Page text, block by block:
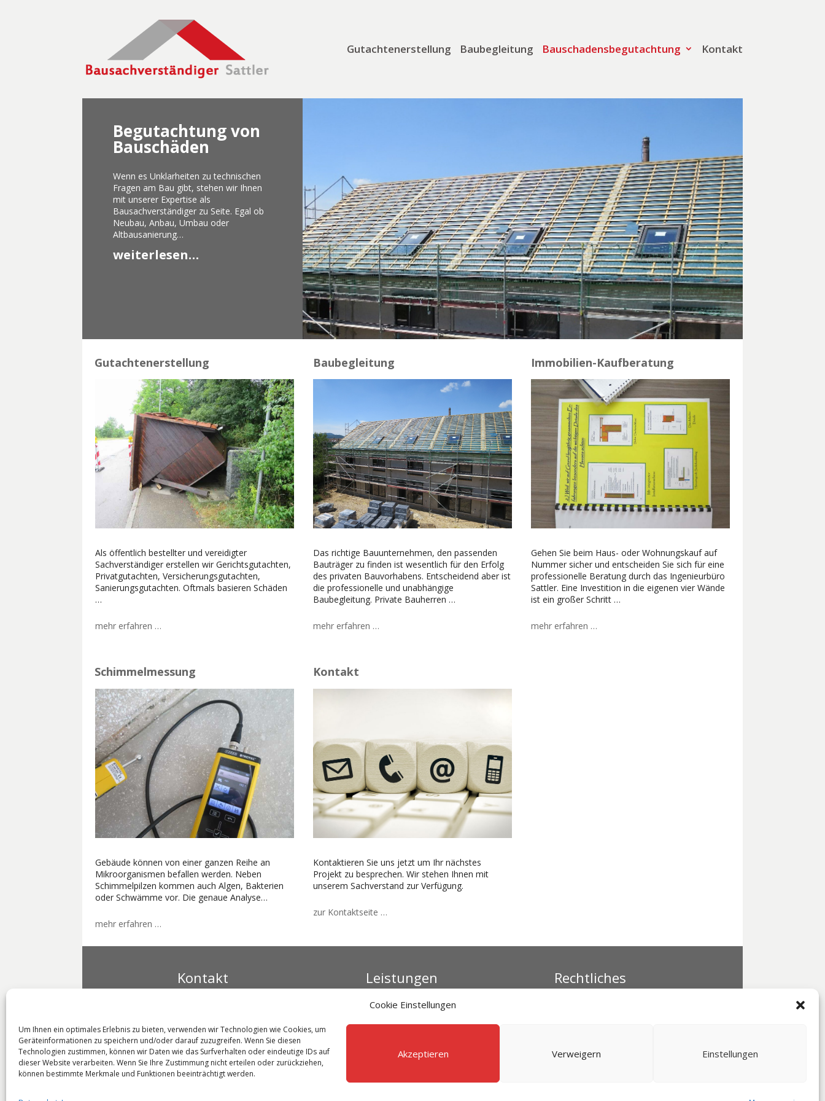
Cookie Einstellungen
Um Ihnen ein optimales Erlebnis zu bieten, verwenden wir Technologien wie Cookies, um
Geräteinformationen zu speichern und/oder darauf zuzugreifen. Wenn Sie diesen
Technologien zustimmen, können wir Daten wie das Surfverhalten oder eindeutige IDs auf
dieser Website verarbeiten. Wenn Sie Ihre Zustimmung nicht erteilen oder zurückziehen,
können bestimmte Merkmale und Funktionen beeinträchtigt werden.
Akzeptieren Verweigern Einstellungen
Gutachtenerstellung Baubegleitung Bauschadensbegutachtung Kontakt
Begutachtung von
Bauschäden
Wenn es Unklarheiten zu technischen
Fragen am Bau gibt, stehen wir Ihnen
mit unserer Expertise als
Bausachverständiger zu Seite. Egal ob
Neubau, Anbau, Umbau oder
Altbausanierung…
weiterlesen…
Gutachtenerstellung
Als öffentlich bestellter und vereidigter
Sachverständiger erstellen wir Gerichtsgutachten,
Privatgutachten, Versicherungsgutachten,
Sanierungsgutachten. Oftmals basieren Schäden
…
mehr erfahren …
Baubegleitung
Das richtige Bauunternehmen, den passenden
Bauträger zu finden ist wesentlich für den Erfolg
des privaten Bauvorhabens. Entscheidend aber ist
die professionelle und unabhängige
Baubegleitung. Private Bauherren …
mehr erfahren …
Immobilien-Kaufberatung
Gehen Sie beim Haus- oder Wohnungskauf auf
Nummer sicher und entscheiden Sie sich für eine
professionelle Beratung durch das Ingenieurbüro
Sattler. Eine Investition in die eigenen vier Wände
ist ein großer Schritt …
mehr erfahren …
Schimmelmessung
Gebäude können von einer ganzen Reihe an
Mikroorganismen befallen werden. Neben
Schimmelpilzen kommen auch Algen, Bakterien
oder Schwämme vor. Die genaue Analyse…
mehr erfahren …
Kontakt
Kontaktieren Sie uns jetzt um Ihr nächstes
Projekt zu besprechen. Wir stehen Ihnen mit
unserem Sachverstand zur Verfügung.
zur Kontaktseite …
Kontakt
Sattler
Donauschwabenstraße 12
89555 Steinheim
Tel +49 7329 – 920631
Fax +49 7329 – 920632
Leistungen
Gutachtenerstellung
Baubegleitung
Immobilien-
Bauschadensbegutacht
Rechtliches